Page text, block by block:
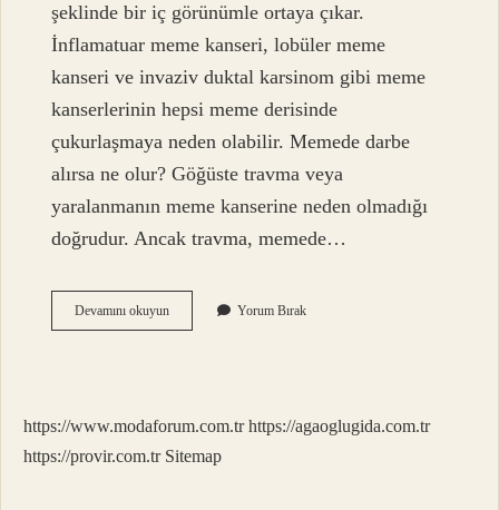
şeklinde bir iç görünümle ortaya çıkar.
İnflamatuar meme kanseri, lobüler meme
kanseri ve invaziv duktal karsinom gibi meme
kanserlerinin hepsi meme derisinde
çukurlaşmaya neden olabilir. Memede darbe
alırsa ne olur? Göğüste travma veya
yaralanmanın meme kanserine neden olmadığı
doğrudur. Ancak travma, memede…
Devamını okuyunMemede
Büzülme
Yorum Bırak
https://www.modaforum.com.tr https://agaoglugida.com.tr
https://provir.com.tr Sitemap